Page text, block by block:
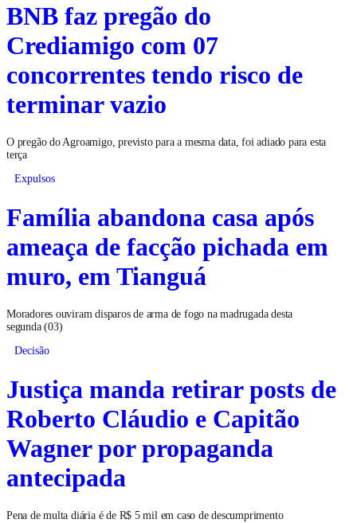
BNB faz pregão do
Crediamigo com 07
concorrentes tendo risco de
terminar vazio
O pregão do Agroamigo, previsto para a mesma data, foi adiado para esta
terça
Expulsos
Família abandona casa após
ameaça de facção pichada em
muro, em Tianguá
Moradores ouviram disparos de arma de fogo na madrugada desta
segunda (03)
Decisão
Justiça manda retirar posts de
Roberto Cláudio e Capitão
Wagner por propaganda
antecipada
Pena de multa diária é de R$ 5 mil em caso de descumprimento